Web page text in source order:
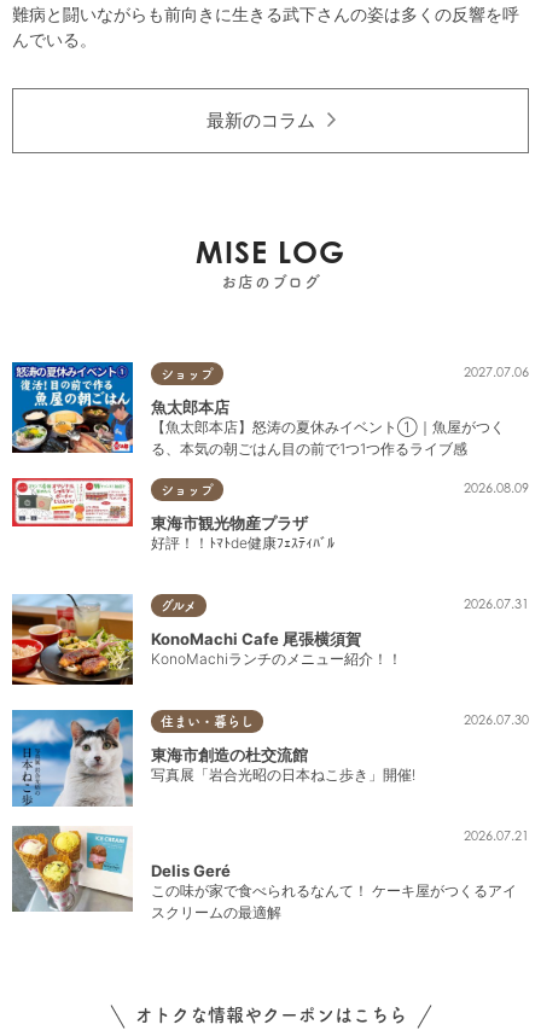
難病と闘いながらも前向きに生きる武下さんの姿は多くの反響を呼
んでいる。
最新のコラム
MISE LOG
お店のブログ
ショップ 2027.07.06
魚太郎本店
【魚太郎本店】怒涛の夏休みイベント①｜魚屋がつく
る、本気の朝ごはん目の前で1つ1つ作るライブ感
ショップ 2026.08.09
東海市観光物産プラザ
好評！！ﾄﾏﾄde健康ﾌｪｽﾃｨﾊﾞﾙ
グルメ 2026.07.31
KonoMachi Cafe 尾張横須賀
KonoMachiランチのメニュー紹介！！
住まい・暮らし 2026.07.30
東海市創造の杜交流館
写真展「岩合光昭の日本ねこ歩き」開催!
2026.07.21
Delis Geré
この味が家で食べられるなんて！ ケーキ屋がつくるアイ
スクリームの最適解
オトクな情報やクーポンはこちら